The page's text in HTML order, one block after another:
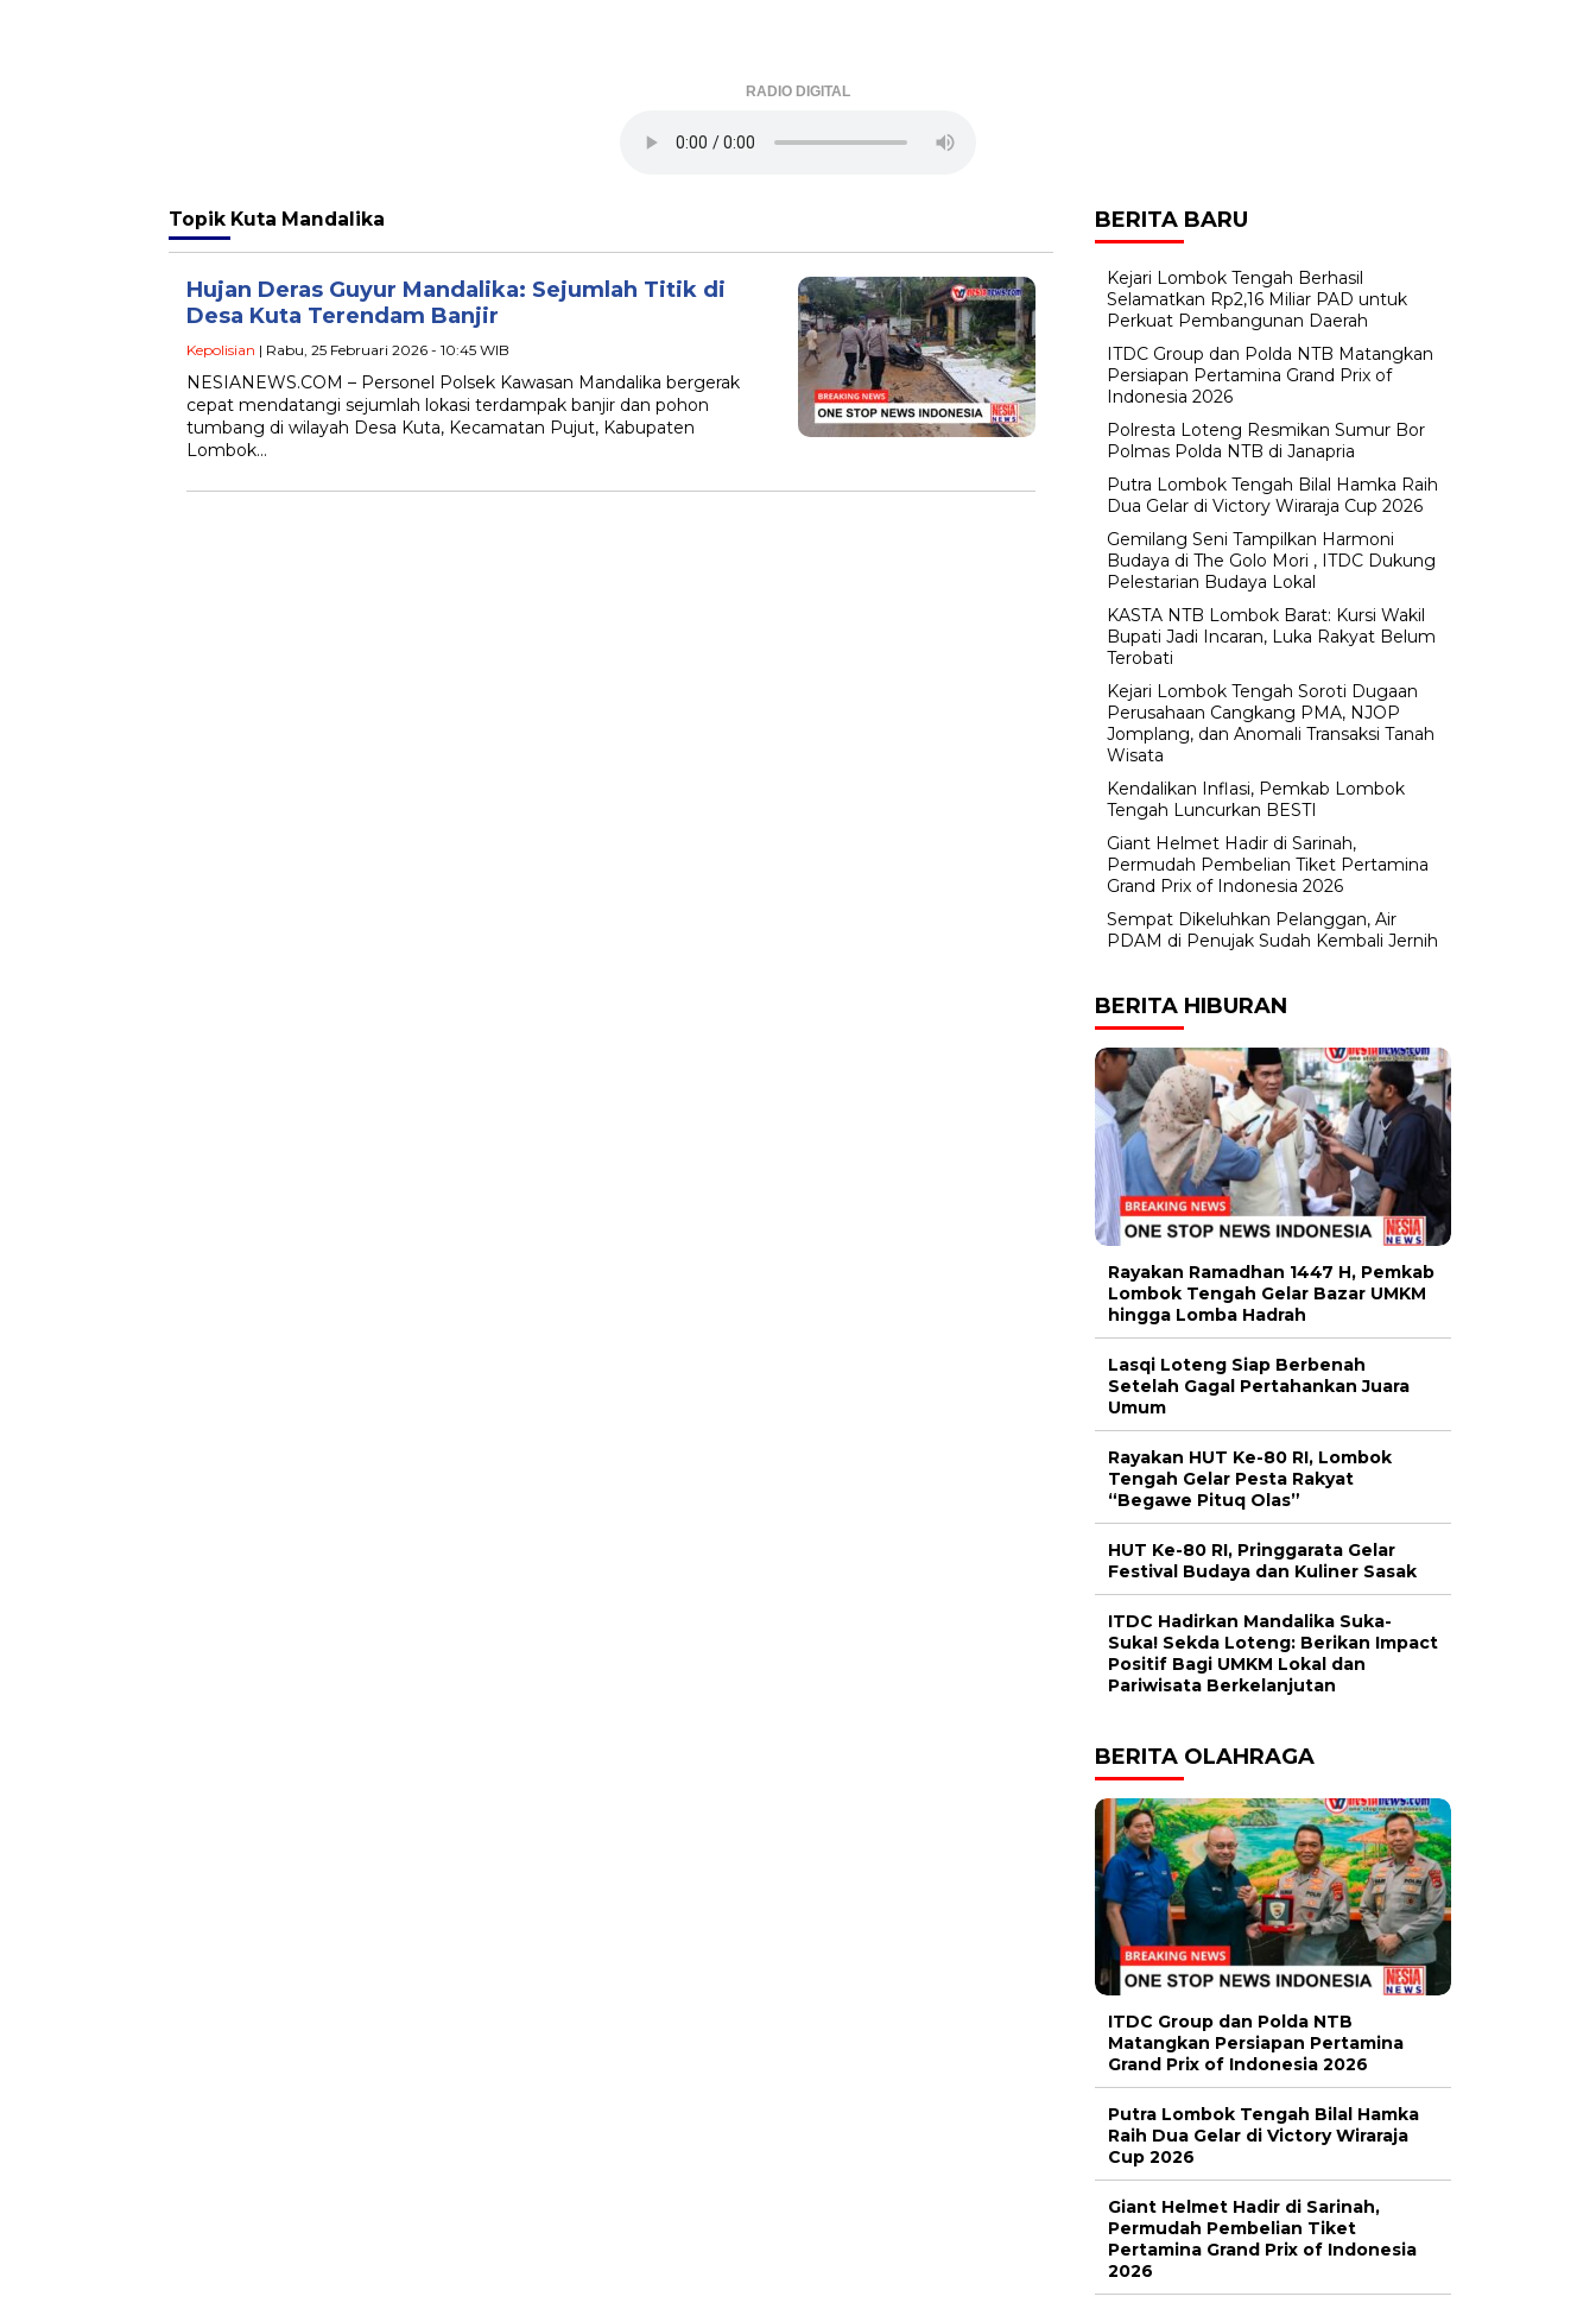
RADIO DIGITAL
Topik Kuta Mandalika
Hujan Deras Guyur Mandalika: Sejumlah Titik di
Desa Kuta Terendam Banjir
Kepolisian | Rabu, 25 Februari 2026 - 10:45 WIB
‎NESIANEWS.COM – Personel Polsek Kawasan Mandalika bergerak
cepat mendatangi sejumlah lokasi terdampak banjir dan pohon
tumbang di wilayah Desa Kuta, Kecamatan Pujut, Kabupaten
Lombok…
BERITA BARU
Kejari Lombok Tengah Berhasil
Selamatkan Rp2,16 Miliar PAD untuk
Perkuat Pembangunan Daerah
ITDC Group dan Polda NTB Matangkan
Persiapan Pertamina Grand Prix of
Indonesia 2026
Polresta Loteng Resmikan Sumur Bor
Polmas Polda NTB di Janapria
Putra Lombok Tengah Bilal Hamka Raih
Dua Gelar di Victory Wiraraja Cup 2026
Gemilang Seni Tampilkan Harmoni
Budaya di The Golo Mori , ITDC Dukung
Pelestarian Budaya Lokal
KASTA NTB Lombok Barat: Kursi Wakil
Bupati Jadi Incaran, Luka Rakyat Belum
Terobati
Kejari Lombok Tengah Soroti Dugaan
Perusahaan Cangkang PMA, NJOP
Jomplang, dan Anomali Transaksi Tanah
Wisata
Kendalikan Inflasi, Pemkab Lombok
Tengah Luncurkan BESTI
Giant Helmet Hadir di Sarinah,
Permudah Pembelian Tiket Pertamina
Grand Prix of Indonesia 2026
Sempat Dikeluhkan Pelanggan, Air
PDAM di Penujak Sudah Kembali Jernih
BERITA HIBURAN
Rayakan Ramadhan 1447 H, Pemkab
Lombok Tengah Gelar Bazar UMKM
hingga Lomba Hadrah
Lasqi Loteng Siap Berbenah
Setelah Gagal Pertahankan Juara
Umum
Rayakan HUT Ke-80 RI, Lombok
Tengah Gelar Pesta Rakyat
“Begawe Pituq Olas”
HUT Ke-80 RI, Pringgarata Gelar
Festival Budaya dan Kuliner Sasak
ITDC Hadirkan Mandalika Suka-
Suka! Sekda Loteng: Berikan Impact
Positif Bagi UMKM Lokal dan
Pariwisata Berkelanjutan
BERITA OLAHRAGA
ITDC Group dan Polda NTB
Matangkan Persiapan Pertamina
Grand Prix of Indonesia 2026
Putra Lombok Tengah Bilal Hamka
Raih Dua Gelar di Victory Wiraraja
Cup 2026
Giant Helmet Hadir di Sarinah,
Permudah Pembelian Tiket
Pertamina Grand Prix of Indonesia
2026